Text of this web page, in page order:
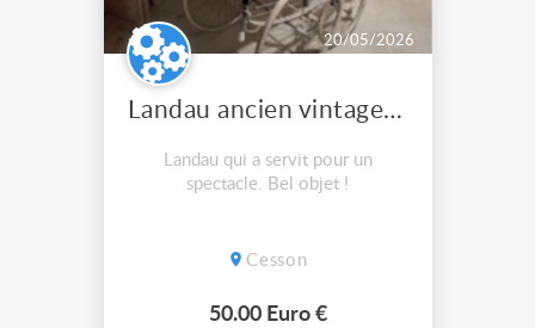
20/05/2026
Landau ancien vintage marque Wilson
Landau qui a servit pour un
spectacle. Bel objet !
Cesson
50.00 Euro €